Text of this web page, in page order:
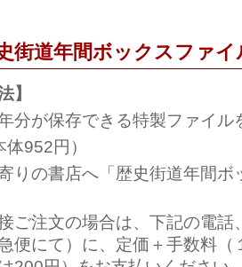
街道年間ボックスファイ
】
分が保存できる特製ファイ
952円）
りの書店へ「歴史街道年間ボ
ご注文の場合は、下記の電話
便にて）に、定価＋手数料（